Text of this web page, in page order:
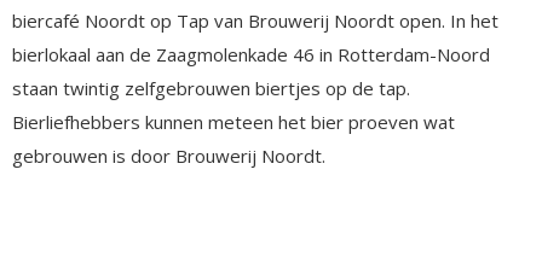
biercafé Noordt op Tap van Brouwerij Noordt open. In het
bierlokaal aan de Zaagmolenkade 46 in Rotterdam-Noord
staan twintig zelfgebrouwen biertjes op de tap.
Bierliefhebbers kunnen meteen het bier proeven wat
gebrouwen is door Brouwerij Noordt.